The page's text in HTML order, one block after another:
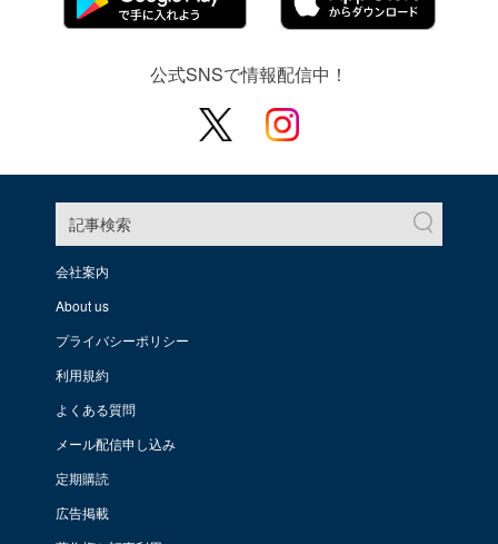
公式SNSで情報配信中！
記事検索
会社案内
About us
プライバシーポリシー
利用規約
よくある質問
メール配信申し込み
定期購読
広告掲載